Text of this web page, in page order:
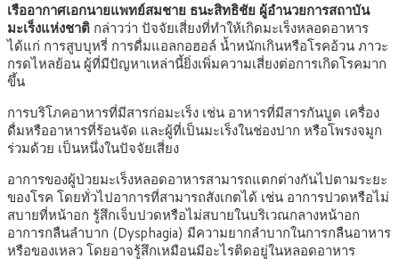
เรืออากาศเอกนายแพทย์สมชาย ธนะสิทธิชัย ผู้อำนวยการสถาบัน
มะเร็งแห่งชาติ กล่าวว่า ปัจจัยเสี่ยงที่ทำให้เกิดมะเร็งหลอดอาหาร
ได้แก่ การสูบบุหรี่ การดื่มแอลกอฮอล์ น้ำหนักเกินหรือโรคอ้วน ภาวะ
กรดไหลย้อน ผู้ที่มีปัญหาเหล่านี้ยิ่งเพิ่มความเสี่ยงต่อการเกิดโรคมาก
ขึ้น
การบริโภคอาหารที่มีสารก่อมะเร็ง เช่น อาหารที่มีสารกันบูด เครื่อง
ดื่มหรืออาหารที่ร้อนจัด และผู้ที่เป็นมะเร็งในช่องปาก หรือโพรงจมูก
ร่วมด้วย เป็นหนึ่งในปัจจัยเสี่ยง
อาการของผู้ป่วยมะเร็งหลอดอาหารสามารถแตกต่างกันไปตามระยะ
ของโรค โดยทั่วไปอาการที่สามารถสังเกตได้ เช่น อาการปวดหรือไม่
สบายที่หน้าอก รู้สึกเจ็บปวดหรือไม่สบายในบริเวณกลางหน้าอก
อาการกลืนลำบาก (Dysphagia) มีความยากลำบากในการกลืนอาหาร
หรือของเหลว โดยอาจรู้สึกเหมือนมีอะไรติดอยู่ในหลอดอาหาร